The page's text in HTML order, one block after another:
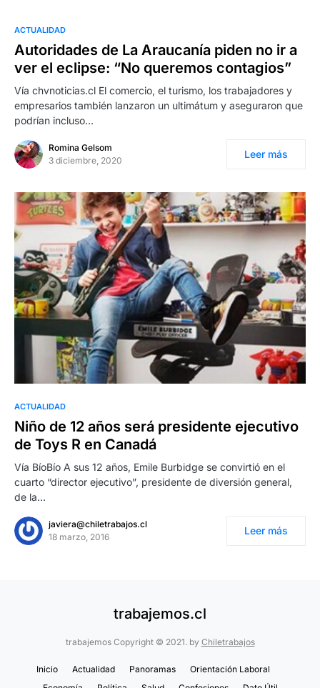
ACTUALIDAD
Autoridades de La Araucanía piden no ir a
ver el eclipse: “No queremos contagios”
Vía chvnoticias.cl El comercio, el turismo, los trabajadores y
empresarios también lanzaron un ultimátum y aseguraron que
podrían incluso…
Romina Gelsom
3 diciembre, 2020
Leer más
ACTUALIDAD
Niño de 12 años será presidente ejecutivo
de Toys R en Canadá
Vía BíoBío A sus 12 años, Emile Burbidge se convirtió en el
cuarto “director ejecutivo”, presidente de diversión general,
de la…
javiera@chiletrabajos.cl
18 marzo, 2016
Leer más
trabajemos.cl
trabajemos Copyright © 2021. by Chiletrabajos
Inicio Actualidad Panoramas
Orientación Laboral